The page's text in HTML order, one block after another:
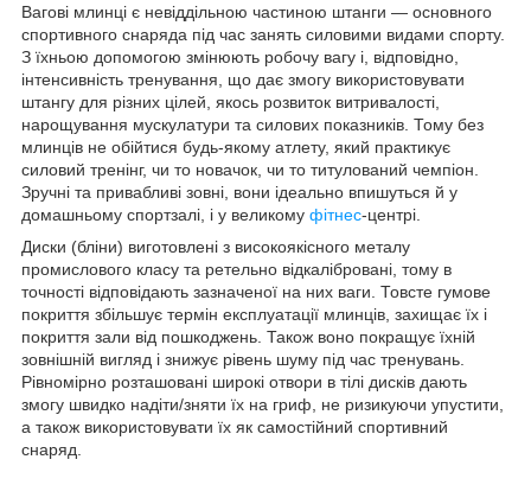
Вагові млинці є невіддільною частиною штанги — основного
спортивного снаряда під час занять силовими видами спорту.
З їхньою допомогою змінюють робочу вагу і, відповідно,
інтенсивність тренування, що дає змогу використовувати
штангу для різних цілей, якось розвиток витривалості,
нарощування мускулатури та силових показників. Тому без
млинців не обійтися будь-якому атлету, який практикує
силовий тренінг, чи то новачок, чи то титулований чемпіон.
Зручні та привабливі зовні, вони ідеально впишуться й у
домашньому спортзалі, і у великому фітнес-центрі.
Диски (бліни) виготовлені з високоякісного металу
промислового класу та ретельно відкалібровані, тому в
точності відповідають зазначеної на них ваги. Товсте гумове
покриття збільшує термін експлуатації млинців, захищає їх і
покриття зали від пошкоджень. Також воно покращує їхній
зовнішній вигляд і знижує рівень шуму під час тренувань.
Рівномірно розташовані широкі отвори в тілі дисків дають
змогу швидко надіти/зняти їх на гриф, не ризикуючи упустити,
а також використовувати їх як самостійний спортивний
снаряд.